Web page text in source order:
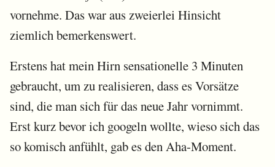
vornehme. Das war aus zweierlei Hinsicht
ziemlich bemerkenswert.
Erstens hat mein Hirn sensationelle 3 Minuten
gebraucht, um zu realisieren, dass es Vorsätze
sind, die man sich für das neue Jahr vornimmt.
Erst kurz bevor ich googeln wollte, wieso sich das
so komisch anfühlt, gab es den Aha-Moment.